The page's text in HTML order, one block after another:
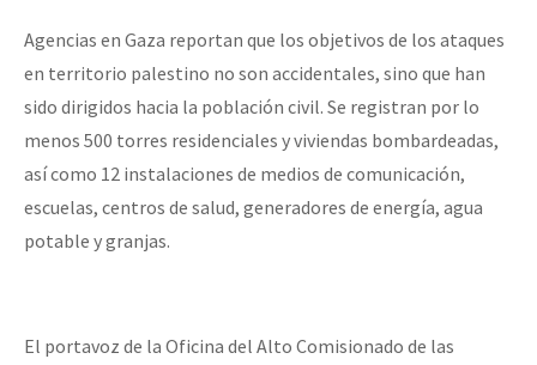
Agencias en Gaza reportan que los objetivos de los ataques
en territorio palestino no son accidentales, sino que han
sido dirigidos hacia la población civil. Se registran por lo
menos 500 torres residenciales y viviendas bombardeadas,
así como 12 instalaciones de medios de comunicación,
escuelas, centros de salud, generadores de energía, agua
potable y granjas.
El portavoz de la Oficina del Alto Comisionado de las